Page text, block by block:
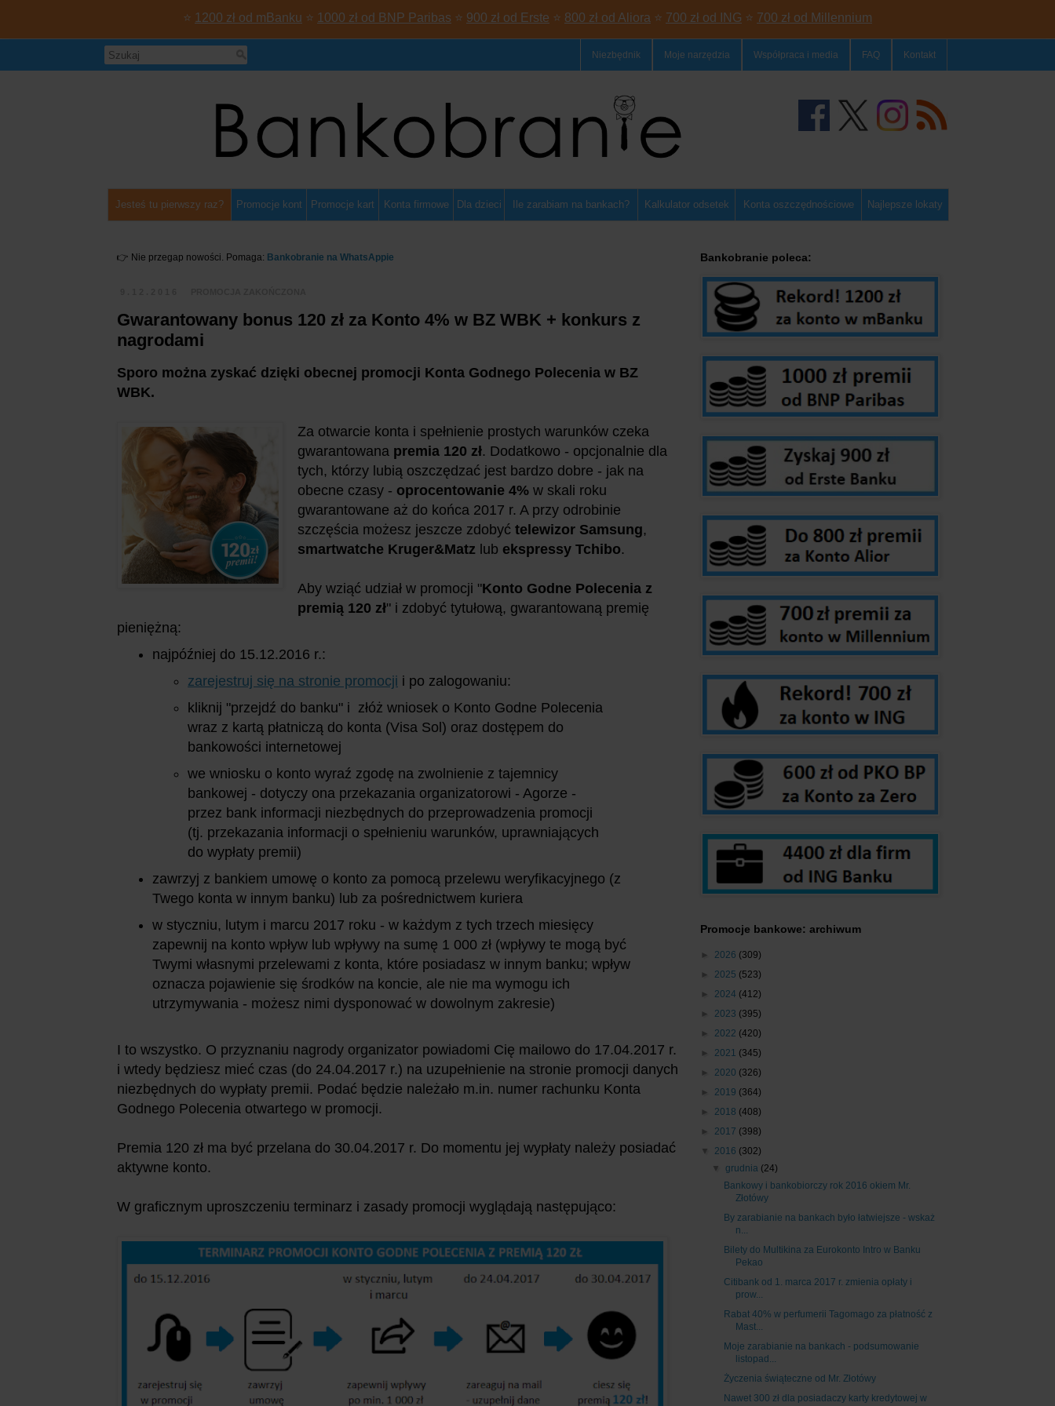
⭐ 1200 zł od mBanku ⭐ 1000 zł od BNP Paribas ⭐ 900 zł od Erste ⭐ 800 zł od Aliora ⭐ 700 zł od ING ⭐ 700 zł od Millennium
Niezbędnik Moje narzędzia Współpraca i media FAQ Kontakt
Jesteś tu pierwszy raz? Promocje kont Promocje kart Konta firmowe Dla dzieci Ile zarabiam na bankach? Kalkulator odsetek Konta oszczędnościowe Najlepsze lokaty
👉 Nie przegap nowości. Pomaga: Bankobranie na WhatsAppie
Gwarantowany bonus 120 zł za Konto 4% w BZ WBK + konkurs z
nagrodami
Sporo można zyskać dzięki obecnej promocji Konta Godnego Polecenia w BZ
WBK.
Za otwarcie konta i spełnienie prostych warunków czeka
gwarantowana premia 120 zł. Dodatkowo - opcjonalnie dla
tych, którzy lubią oszczędzać jest bardzo dobre - jak na
obecne czasy - oprocentowanie 4% w skali roku
gwarantowane aż do końca 2017 r. A przy odrobinie
szczęścia możesz jeszcze zdobyć telewizor Samsung,
smartwatche Kruger&Matz lub ekspressy Tchibo.
Aby wziąć udział w promocji "Konto Godne Polecenia z
premią 120 zł" i zdobyć tytułową, gwarantowaną premię
pieniężną:
najpóźniej do 15.12.2016 r.:
zarejestruj się na stronie promocji i po zalogowaniu:
kliknij "przejdź do banku" i złóż wniosek o Konto Godne Polecenia
wraz z kartą płatniczą do konta (Visa Sol) oraz dostępem do
bankowości internetowej
we wniosku o konto wyraź zgodę na zwolnienie z tajemnicy
bankowej - dotyczy ona przekazania organizatorowi - Agorze -
przez bank informacji niezbędnych do przeprowadzenia promocji
(tj. przekazania informacji o spełnieniu warunków, uprawniających
do wypłaty premii)
zawrzyj z bankiem umowę o konto za pomocą przelewu weryfikacyjnego (z
Twego konta w innym banku) lub za pośrednictwem kuriera
w styczniu, lutym i marcu 2017 roku - w każdym z tych trzech miesięcy
zapewnij na konto wpływ lub wpływy na sumę 1 000 zł (wpływy te mogą być
Twymi własnymi przelewami z konta, które posiadasz w innym banku; wpływ
oznacza pojawienie się środków na koncie, ale nie ma wymogu ich
utrzymywania - możesz nimi dysponować w dowolnym zakresie)
I to wszystko. O przyznaniu nagrody organizator powiadomi Cię mailowo do 17.04.2017 r.
i wtedy będziesz mieć czas (do 24.04.2017 r.) na uzupełnienie na stronie promocji danych
niezbędnych do wypłaty premii. Podać będzie należało m.in. numer rachunku Konta
Godnego Polecenia otwartego w promocji.
Premia 120 zł ma być przelana do 30.04.2017 r. Do momentu jej wypłaty należy posiadać
aktywne konto.
W graficznym uproszczeniu terminarz i zasady promocji wyglądają następująco:
Bankobranie poleca:
Promocje bankowe: archiwum
► 2026 (309)
► 2025 (523)
► 2024 (412)
► 2023 (395)
► 2022 (420)
► 2021 (345)
► 2020 (326)
► 2019 (364)
► 2018 (408)
► 2017 (398)
▼ 2016 (302)
▼grudnia (24)
Bankowy i bankobiorczy rok 2016 okiem Mr.
Złotówy
By zarabianie na bankach było łatwiejsze - wskaż
n...
Bilety do Multikina za Eurokonto Intro w Banku
Pekao
Citibank od 1. marca 2017 r. zmienia opłaty i
prow...
Rabat 40% w perfumerii Tagomago za płatność z
Mast...
Moje zarabianie na bankach - podsumowanie
listopad...
Życzenia świąteczne od Mr. Złotówy
Nawet 300 zł dla posiadaczy karty kredytowej w